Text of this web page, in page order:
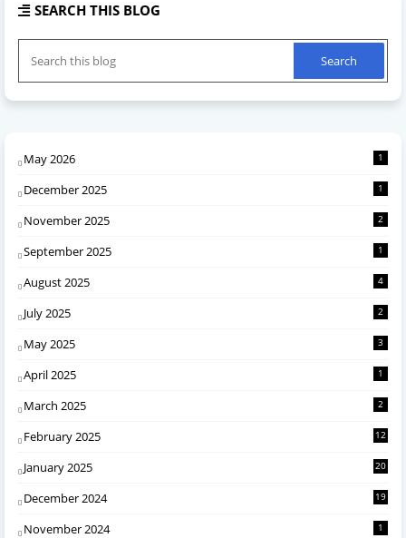
SEARCH THIS BLOG
May 2026 1
December 2025 1
November 2025 2
September 2025 1
August 2025 4
July 2025 2
May 2025 3
April 2025 1
March 2025 2
February 2025 12
January 2025 20
December 2024 19
November 2024 1